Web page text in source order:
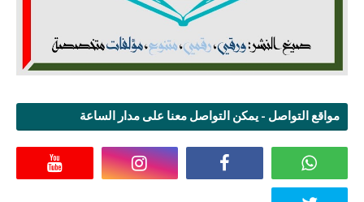
مواقع التواصل - يمكن التواصل معنا على مدار الساعة